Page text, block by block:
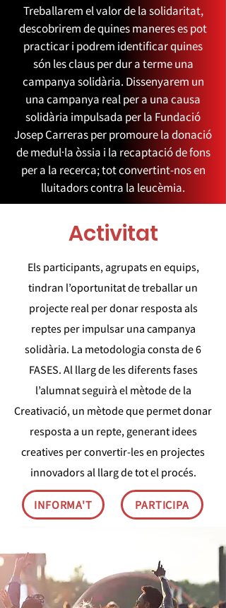
Treballarem el valor de la solidaritat,
descobrirem de quines maneres es pot
practicar i podrem identificar quines
són les claus per dur a terme una
campanya solidària. Dissenyarem un
una campanya real per a una causa
solidària impulsada per la Fundació
Josep Carreras per promoure la donació
de medul·la òssia i la recaptació de fons
per a la recerca; tot convertint-nos en
lluitadors contra la leucèmia.
Activitat
Els participants, agrupats en equips,
tindran l’oportunitat de treballar un
projecte real per donar resposta als
reptes per impulsar una campanya
solidària. La metodologia consta de 6
FASES. Al llarg de les diferents fases
l’alumnat seguirà el mètode de la
Creativació, un mètode que permet donar
resposta a un repte, generant idees
creatives per convertir-les en projectes
innovadors al llarg de tot el procés.
INFORMA'T PARTICIPA